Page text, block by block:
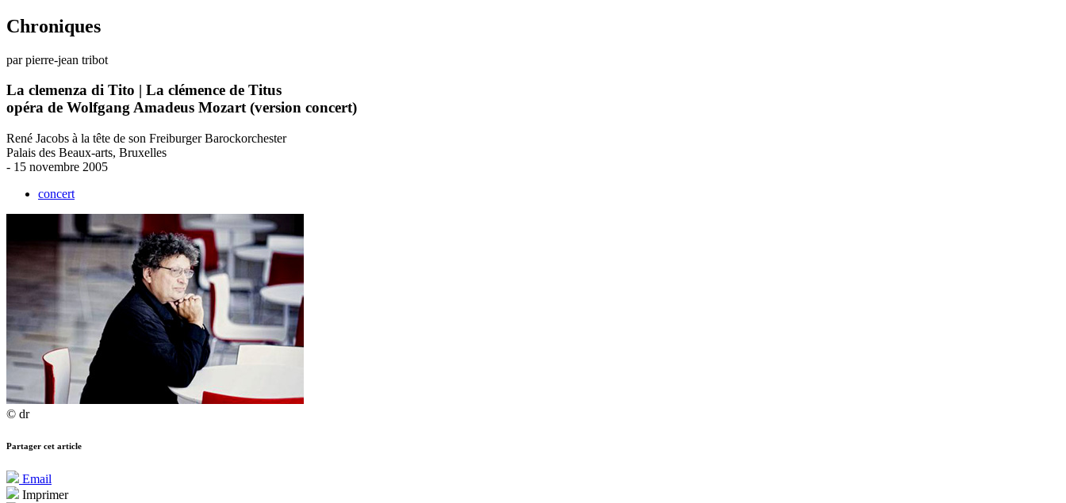
Chroniques
par pierre-jean tribot
La clemenza di Tito | La clémence de Titus
opéra de Wolfgang Amadeus Mozart (version concert)
René Jacobs à la tête de son Freiburger Barockorchester
Palais des Beaux-arts, Bruxelles
- 15 novembre 2005
concert
© dr
Partager cet article
Email
Imprimer